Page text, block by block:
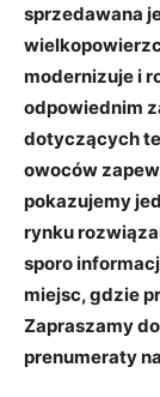
sprzedawana
modernizuje i
odpowiednim
dotyczących
owoców
pokazujemy
rynku
sporo
miejsc, gdzie
Zapraszamy
prenumeraty